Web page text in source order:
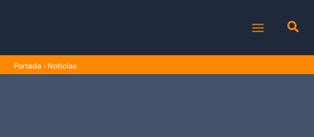
MENU
Portada › Noticias